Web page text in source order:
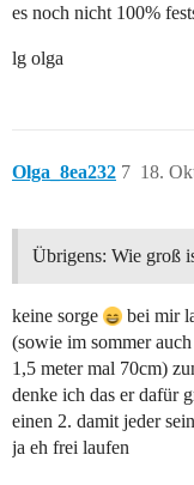
es noch nicht 100%
lg olga
Olga_8ea232 18.
7
Übrigens: Wie groß
keine sorge
bei mir
(sowie im sommer
1,5 meter mal 70cm)
denke ich das er dafür
einen 2. damit jeder
ja eh frei laufen